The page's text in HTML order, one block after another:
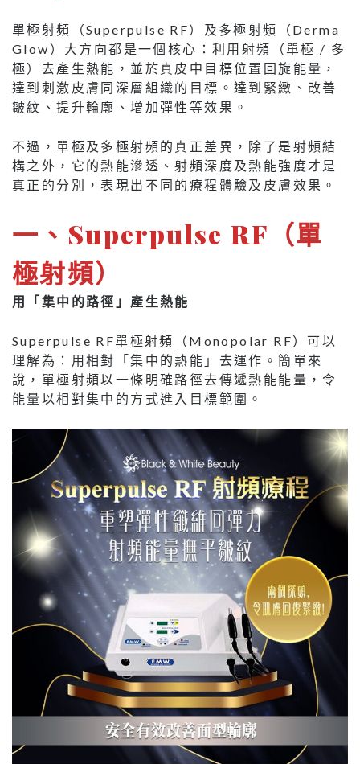
單極射頻（Superpulse RF）及多極射頻（Derma
Glow）大方向都是一個核心：利用射頻（單極 / 多
極）去產生熱能，並於真皮中目標位置回旋能量，
達到刺激皮膚同深層組織的目標。達到緊緻、改善
皺紋、提升輪廓、增加彈性等效果。
不過，單極及多極射頻的真正差異，除了是射頻結
構之外，它的熱能滲透、射頻深度及熱能強度才是
真正的分別，表現出不同的療程體驗及皮膚效果。
一 、 Superpulse RF（單
極射頻）
用「集中的路徑」產生熱能
Superpulse RF單極射頻（Monopolar RF）可以
理解為：用相對「集中的熱能」去運作。簡單來
說，單極射頻以一條明確路徑去傳遞熱能能量，令
能量以相對集中的方式進入目標範圍。